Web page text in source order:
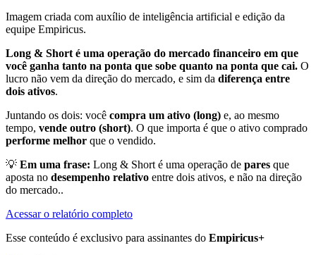
Imagem criada com auxílio de inteligência artificial e edição da
equipe Empiricus.
Long & Short é uma operação do mercado financeiro em que
você ganha tanto na ponta que sobe quanto na ponta que cai. O
lucro não vem da direção do mercado, e sim da diferença entre
dois ativos.
Juntando os dois: você compra um ativo (long) e, ao mesmo
tempo, vende outro (short). O que importa é que o ativo comprado
performe melhor que o vendido.
💡 Em uma frase: Long & Short é uma operação de pares que
aposta no desempenho relativo entre dois ativos, e não na direção
do mercado..
Acessar o relatório completo
Esse conteúdo é exclusivo para assinantes do Empiricus+